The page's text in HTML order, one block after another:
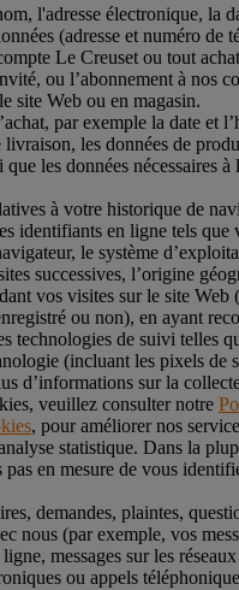
l'adresse électronique, la
(adresse et numéro de
Le Creuset ou tout
ou l’abonnement à nos
site Web ou en magasin.
par exemple la date et
livraison, les données de
que les données nécessaires
à votre historique de
identifiants en ligne tels que
le système
successives, l’origine
vos visites sur le site Web
ou non), en ayant
technologies de suivi telles
(incluant les pixels de
d’informations sur la
veuillez consulter notre
, pour améliorer nos
statistique. Dans la
pas en mesure de vous
demandes, plaintes,
nous (par exemple, vos
messages sur les
ou appels